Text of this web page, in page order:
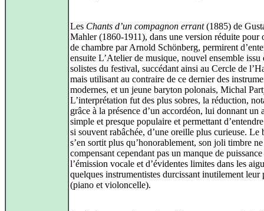
Les Chants d’un compagnon errant(1885) de
Mahler (1860-1911), dans une version réduite pour
de chambre par Arnold Schönberg, permirent
ensuite L’Atelier de musique, nouvel ensemble issu
solistes du festival, succédant ainsi au Cercle de
mais utilisant au contraire de ce dernier des
modernes, et un jeune baryton polonais, Michal
L’interprétation fut des plus sobres, la réduction,
grâce à la présence d’un accordéon, lui donnant un
simple et presque populaire et permettant
si souvent rabâchée, d’une oreille plus curieuse. Le
s’en sortit plus qu’honorablement, son joli timbre ne
compensant cependant pas un manque de puissance
l’émission vocale et d’évidentes limites dans les
quelques instrumentistes durcissant inutilement leur
(piano et violoncelle).